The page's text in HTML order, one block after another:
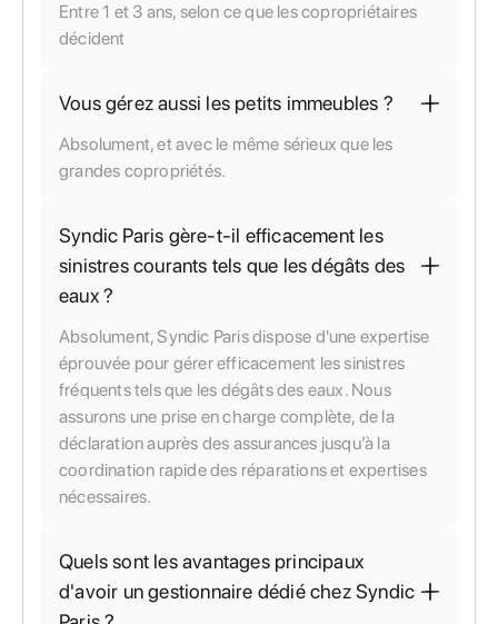
Entre 1 et 3 ans, selon ce que les copropriétaires
décident
Vous gérez aussi les petits immeubles ?
Absolument, et avec le même sérieux que les
grandes copropriétés.
Syndic Paris gère-t-il efficacement les
sinistres courants tels que les dégâts des
eaux ?
Absolument, Syndic Paris dispose d'une expertise
éprouvée pour gérer efficacement les sinistres
fréquents tels que les dégâts des eaux. Nous
assurons une prise en charge complète, de la
déclaration auprès des assurances jusqu’à la
coordination rapide des réparations et expertises
nécessaires.
Quels sont les avantages principaux
d'avoir un gestionnaire dédié chez Syndic